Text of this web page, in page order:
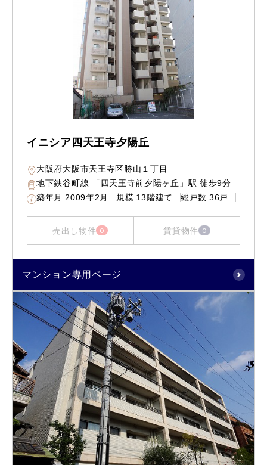
イニシア四天王寺夕陽丘
大阪府大阪市天王寺区勝山１丁目
地下鉄谷町線 「四天王寺前夕陽ヶ丘」駅 徒歩9分
築年月 2009年2月 規模 13階建て 総戸数 36戸
売出し物件 0 賃貸物件 0
マンション専用ページ